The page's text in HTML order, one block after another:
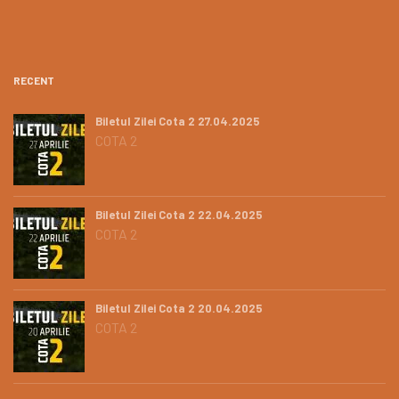
RECENT
Biletul Zilei Cota 2 27.04.2025
COTA 2
Biletul Zilei Cota 2 22.04.2025
COTA 2
Biletul Zilei Cota 2 20.04.2025
COTA 2